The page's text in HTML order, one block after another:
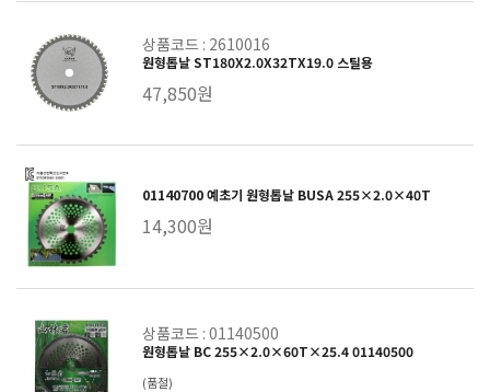
상품코드 : 2610016
원형톱날 ST180X2.0X32TX19.0 스틸용
47,850원
01140700 예초기 원형톱날 BUSA 255×2.0×40T
14,300원
상품코드 : 01140500
원형톱날 BC 255×2.0×60T×25.4 01140500
(품절)